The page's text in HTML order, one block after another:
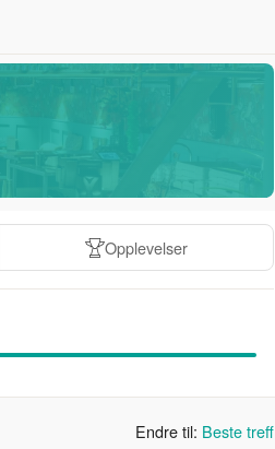
Opplevelser
Endre til: Beste treff